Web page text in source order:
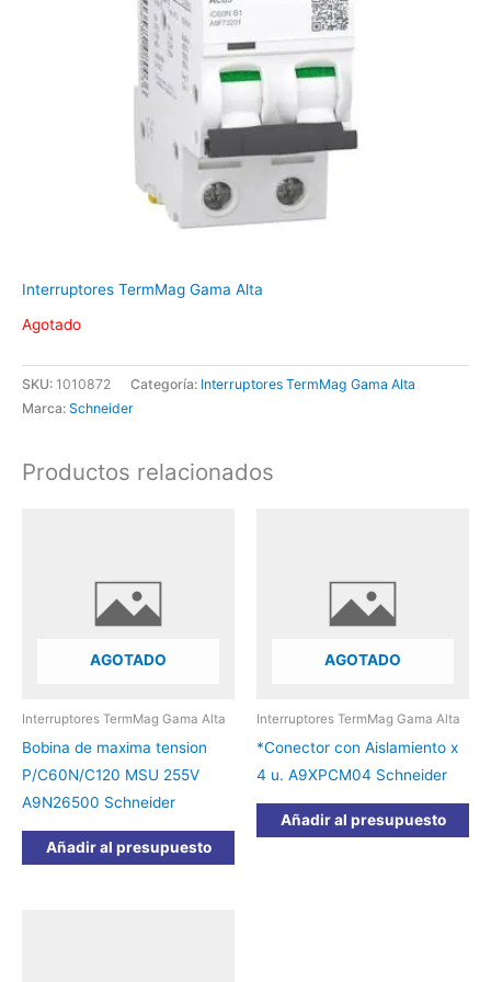
Interruptores TermMag Gama Alta
Agotado
SKU: 1010872 Categoría: Interruptores TermMag Gama Alta
Marca: Schneider
Productos relacionados
AGOTADO
Interruptores TermMag Gama Alta
Bobina de maxima tension
P/C60N/C120 MSU 255V
A9N26500 Schneider
Añadir al presupuesto
AGOTADO
Interruptores TermMag Gama Alta
*Conector con Aislamiento x
4 u. A9XPCM04 Schneider
Añadir al presupuesto